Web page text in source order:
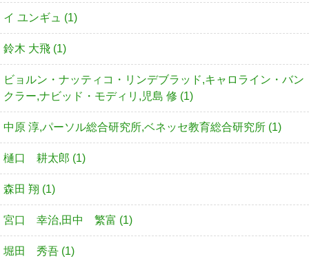
イ ユンギュ (1)
鈴木 大飛 (1)
ビョルン・ナッティコ・リンデブラッド,キャロライン・バン
クラー,ナビッド・モディリ,児島 修 (1)
中原 淳,パーソル総合研究所,ベネッセ教育総合研究所 (1)
樋口 耕太郎 (1)
森田 翔 (1)
宮口 幸治,田中 繁富 (1)
堀田 秀吾 (1)